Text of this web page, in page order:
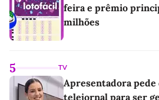
feira e prêmio
milhões
5 TV
Apresentadora pede
telejornal para ser